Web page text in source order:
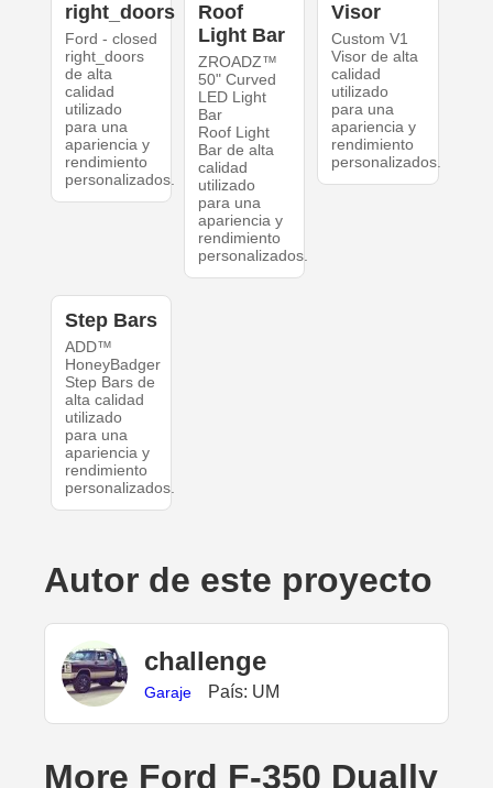
right_doors
Ford - closed
right_doors
de alta
calidad
utilizado
para una
apariencia y
rendimiento
personalizados.
Roof
Light Bar
ZROADZ™
50" Curved
LED Light
Bar
Roof Light
Bar de alta
calidad
utilizado
para una
apariencia y
rendimiento
personalizados.
Visor
Custom V1
Visor de alta
calidad
utilizado
para una
apariencia y
rendimiento
personalizados.
Step Bars
ADD™
HoneyBadger
Step Bars de
alta calidad
utilizado
para una
apariencia y
rendimiento
personalizados.
Autor de este proyecto
challenge
Garaje País: UM
More Ford F-350 Dually